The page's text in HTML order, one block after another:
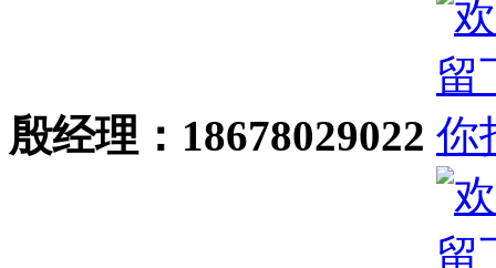
殷经理：18678029022